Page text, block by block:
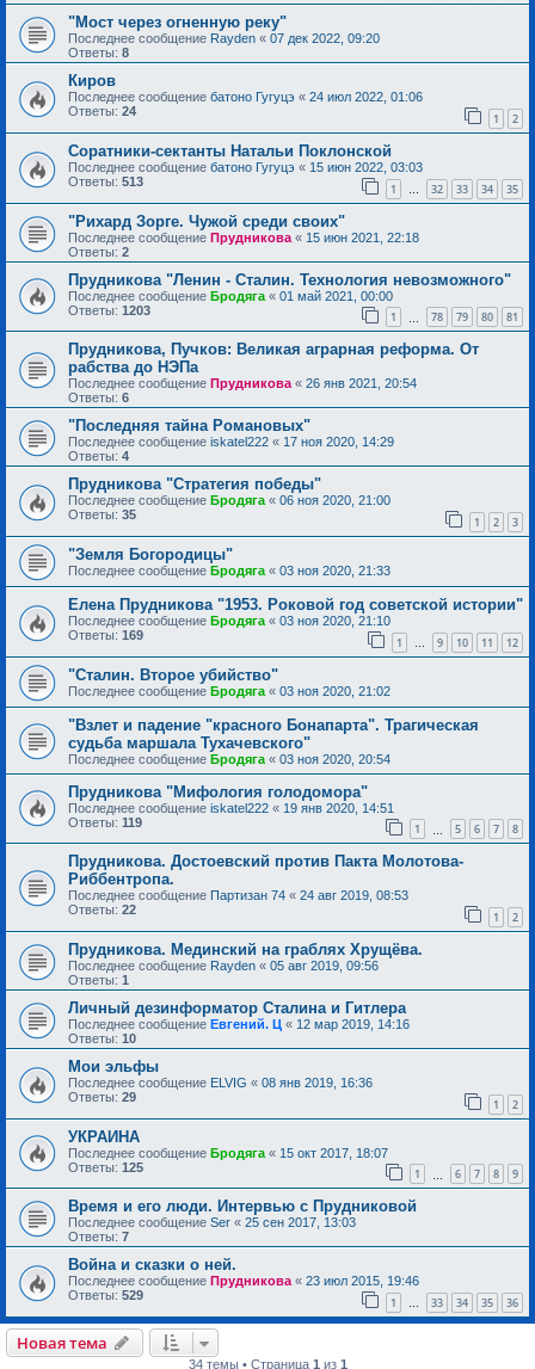
"Мост через огненную реку"
Последнее сообщение Rayden « 07 дек 2022, 09:20
Ответы: 8
Киров
Последнее сообщение батоно Гугуцэ « 24 июл 2022, 01:06
Ответы: 24 1 2
Соратники-сектанты Натальи Поклонской
Последнее сообщение батоно Гугуцэ « 15 июн 2022, 03:03
Ответы: 513 1 … 32 33 34 35
"Рихард Зорге. Чужой среди своих"
Последнее сообщение Прудникова « 15 июн 2021, 22:18
Ответы: 2
Прудникова "Ленин - Сталин. Технология невозможного"
Последнее сообщение Бродяга « 01 май 2021, 00:00
Ответы: 1203 1 78 79 80 81
Прудникова, Пучков: Великая аграрная реформа. От
рабства до НЭПа
Последнее сообщение Прудникова« 26 янв 2021, 20:54
Ответы: 6
"Последняя тайна Романовых"
Последнее сообщение iskatel222 « 17 ноя 2020, 14:29
Ответы: 4
Прудникова "Стратегия победы"
Последнее сообщение Бродяга« 06 ноя 2020, 21:00
Ответы: 35 1 2 3
"Земля Богородицы"
Последнее сообщение Бродяга « 03 ноя 2020, 21:33
Елена Прудникова "1953. Роковой год советской истории"
Последнее сообщение Бродяга « 03 ноя 2020, 21:10
Ответы: 169 1 … 9 10 11 12
"Сталин. Второе убийство"
Последнее сообщение Бродяга « 03 ноя 2020, 21:02
"Взлет и падение "красного Бонапарта". Трагическая
судьба маршала Тухачевского"
Последнее сообщение Бродяга « 03 ноя 2020, 20:54
Прудникова "Мифология голодомора"
Последнее сообщение iskatel222 « 19 янв 2020, 14:51
Ответы: 119 1 5 6 7 8
Прудникова. Достоевский против Пакта Молотова-
Риббентропа.
Последнее сообщение Партизан 74 « 24 авг 2019, 08:53
Ответы: 22 1 2
Прудникова. Мединский на граблях Хрущёва.
Последнее сообщение Rayden « 05 авг 2019, 09:56
Ответы: 1
Личный дезинформатор Сталина и Гитлера
Последнее сообщение Евгений. Ц « 12 мар 2019, 14:16
Ответы: 10
Мои эльфы
Последнее сообщение ELVIG « 08 янв 2019, 16:36
Ответы: 29 1 2
УКРАИНА
Последнее сообщение Бродяга « 15 окт 2017, 18:07
Ответы: 125 1 6 7 8 9
Время и его люди. Интервью с Прудниковой
Последнее сообщение Ser « 25 сен 2017, 13:03
Ответы: 7
Война и сказки о ней.
Последнее сообщение Прудникова « 23 июл 2015, 19:46
Ответы: 529 1 … 33 34 35 36
Новая тема
34 темы • Страница 1 из 1